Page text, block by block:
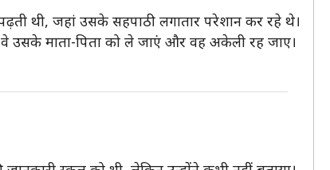
थी, जहां उसके सहपाठी लगातार परेशान कर रहे थे।
उसके माता-पिता को ले जाएं और वह अकेली रह जाए।